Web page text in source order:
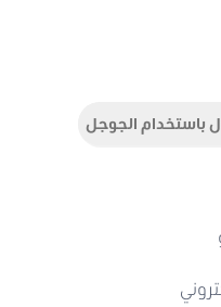
باستخدام الجوجل